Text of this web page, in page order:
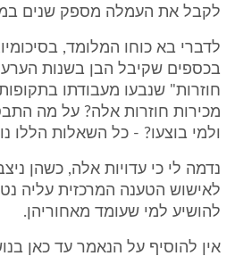
לקבל את העמלה מספק שנים
לדברי בא כוחו המלומד,
בכספים שקיבל הבן בשנות
חוזרות" שנבעו מעבודתו
מכירות חוזרות אלה? על מה
ולמי בוצעו? - כל השאלות הללו
נדמה לי כי עדויות אלה, כשהן
לאישוש הטענה המרכזית עליה
להושיע למי שעומד מאחוריהן.
אין להוסיף על הנאמר עד כאן